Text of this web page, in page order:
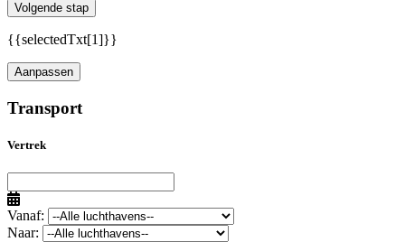
Volgende stap
{{selectedTxt[1]}}
Aanpassen
Transport
Vertrek
Vanaf:
Naar: